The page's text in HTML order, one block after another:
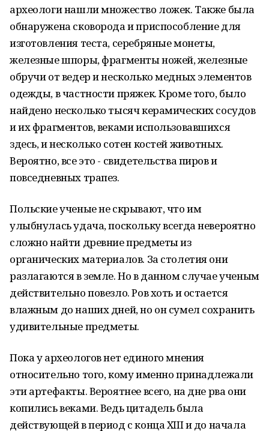
археологи нашли множество ложек. Также была
обнаружена сковорода и приспособление для
изготовления теста, серебряные монеты,
железные шпоры, фрагменты ножей, железные
обручи от ведер и несколько медных элементов
одежды, в частности пряжек. Кроме того, было
найдено несколько тысяч керамических сосудов
и их фрагментов, веками использовавшихся
здесь, и несколько сотен костей животных.
Вероятно, все это - свидетельства пиров и
повседневных трапез.
Польские ученые не скрывают, что им
улыбнулась удача, поскольку всегда невероятно
сложно найти древние предметы из
органических материалов. За столетия они
разлагаются в земле. Но в данном случае ученым
действительно повезло. Ров хоть и остается
влажным до наших дней, но он сумел сохранить
удивительные предметы.
Пока у археологов нет единого мнения
относительно того, кому именно принадлежали
эти артефакты. Вероятнее всего, на дне рва они
копились веками. Ведь цитадель была
действующей в период с конца XIII и до начала